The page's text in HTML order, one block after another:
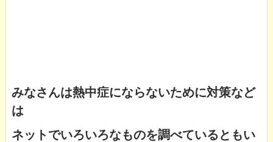
みなさんは熱中症にならないために対策など
は
ネットでいろいろなものを調べているともい